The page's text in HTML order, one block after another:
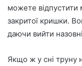
можете
закритої кришки.
даючи вийти
Якщо ж у сні труну